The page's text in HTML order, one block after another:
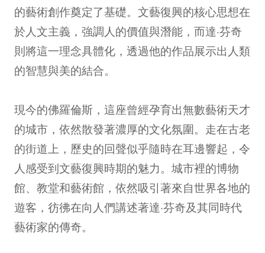
的藝術創作奠定了基礎。文藝復興的核心思想在
於人文主義，強調人的價值與潛能，而達·芬奇
則將這一理念具體化，透過他的作品展示出人類
的智慧與美的結合。
現今的佛羅倫斯，這座曾經孕育出無數藝術天才
的城市，依然散發著濃厚的文化氛圍。走在古老
的街道上，歷史的回聲似乎隨時在耳邊響起，令
人感受到文藝復興時期的魅力。城市裡的博物
館、教堂和藝術館，依然吸引著來自世界各地的
遊客，彷彿在向人們講述著達·芬奇及其同時代
藝術家的傳奇。